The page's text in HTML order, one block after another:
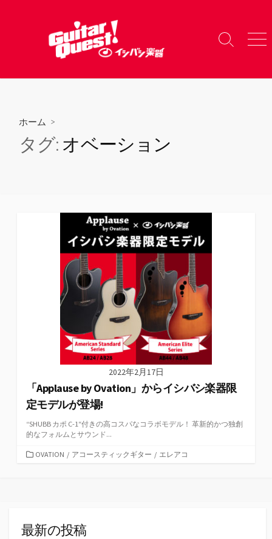
へ
検
り
メ
ー
ホーム >
タグ: オベーション
2022年2月17日
「Applause by Ovation」からイシバシ楽器限
定モデルが登場!
“SHUBB カポ C-1″付きの高コスパなコラボモデル！ 革新的かつ独創
的なフォルムとサウンド...
カOVATION / アコースティックギター / エレアコ
最新の投稿